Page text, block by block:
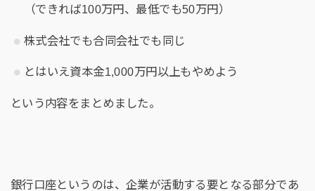
（できれば100万円、最低でも50万円）
株式会社でも合同会社でも同じ
とはいえ資本金1,000万円以上もやめよう
という内容をまとめました。
銀行口座というのは、企業が活動する要となる部分であ